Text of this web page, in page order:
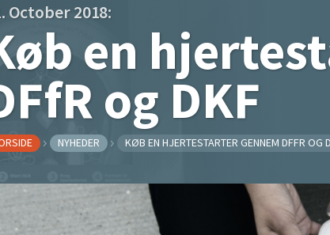
October 2018:
en
og DKF
NYHEDER KØB EN HJERTESTARTER GENNEM DFFR OG